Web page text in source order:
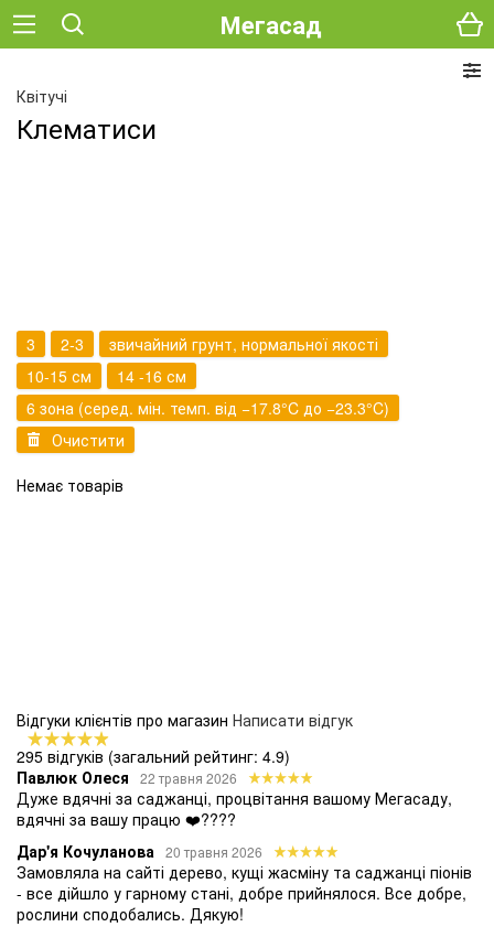
Мегасад
Квітучі
Клематиси
3 2-3
звичайний грунт, нормальної якості
10-15 см
14 -16 см
6 зона (серед. мін. темп. від −17.8°C до −23.3°C)
Очистити
Немає товарів
Відгуки клієнтів про магазин Написати відгук
295 відгуків (загальний рейтинг: 4.9)
Павлюк Олеся
22 травня 2026
Дуже вдячні за саджанці, процвітання вашому Мегасаду,
вдячні за вашу працю ❤️????
Дар'я Кочуланова 20 травня 2026
Замовляла на сайті дерево, кущі жасміну та саджанці піонів
- все дійшло у гарному стані, добре прийнялося. Все добре,
рослини сподобались. Дякую!